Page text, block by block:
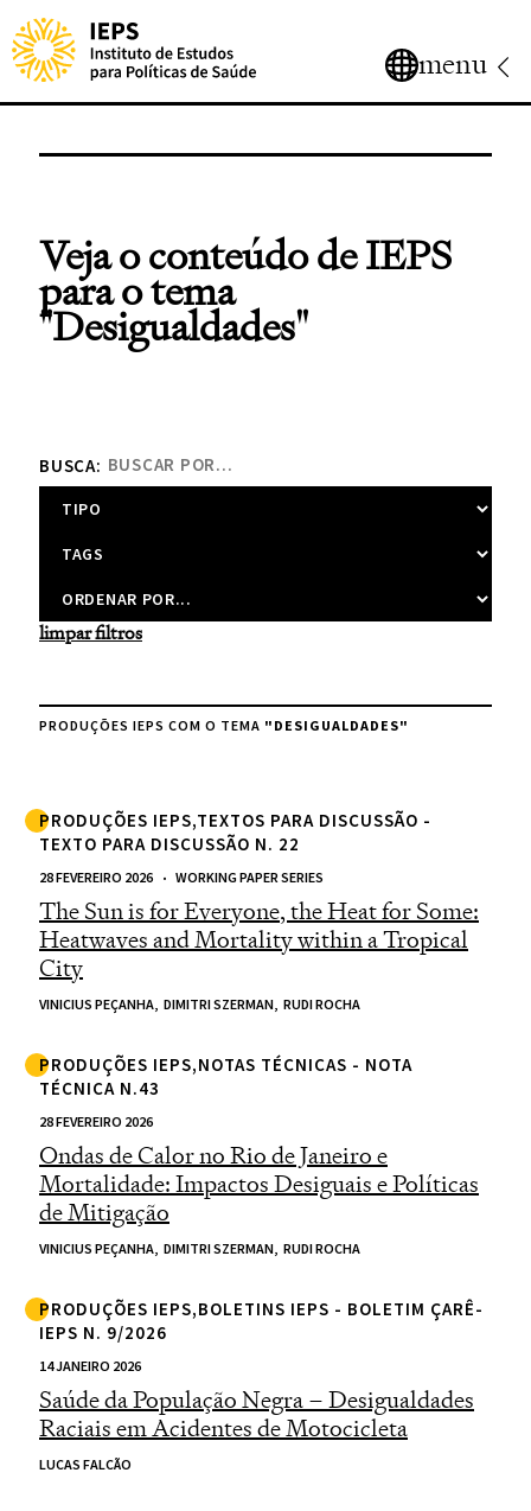
menu
Veja o conteúdo de IEPS
para o tema
"Desigualdades"
BUSCA:
limpar filtros
PRODUÇÕES IEPS COM O TEMA "DESIGUALDADES"
PRODUÇÕES IEPS,TEXTOS PARA DISCUSSÃO -
TEXTO PARA DISCUSSÃO N. 22
28 FEVEREIRO 2026 WORKING PAPER SERIES
The Sun is for Everyone, the Heat for Some:
Heatwaves and Mortality within a Tropical
City
VINICIUS PEÇANHA, DIMITRI SZERMAN, RUDI ROCHA
PRODUÇÕES IEPS,NOTAS TÉCNICAS - NOTA
TÉCNICA N.43
28 FEVEREIRO 2026
Ondas de Calor no Rio de Janeiro e
Mortalidade: Impactos Desiguais e Políticas
de Mitigação
VINICIUS PEÇANHA, DIMITRI SZERMAN, RUDI ROCHA
PRODUÇÕES IEPS,BOLETINS IEPS - BOLETIM ÇARÊ-
IEPS N. 9/2026
14 JANEIRO 2026
Saúde da População Negra – Desigualdades
Raciais em Acidentes de Motocicleta
LUCAS FALCÃO